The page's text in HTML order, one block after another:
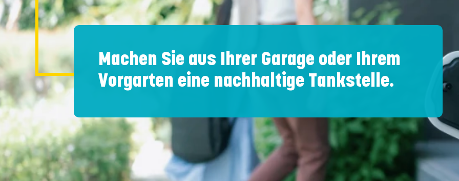
Machen Sie aus Ihrer Garage oder Ihrem
Vorgarten eine nachhaltige Tankstelle.